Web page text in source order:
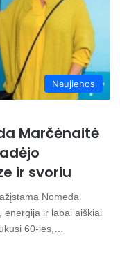
Naujienos
Marčėnaitė
ir svoriu
Nomeda
energija ir labai aiškiai
60-ies,…